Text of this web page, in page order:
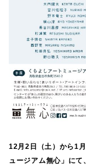
12月2日（土）から1
ュージアム無心」にて、